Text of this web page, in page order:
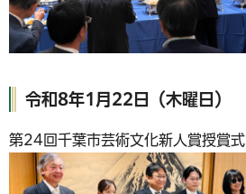
令和8年1月22日（木曜日）
第24回千葉市芸術文化新人賞授賞式